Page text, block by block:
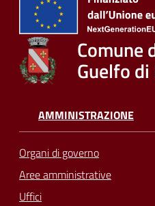
online
Tutti
gli
argomenti...
su
Comune
Guelfo
AMMINISTRAZIONE
Organi di governo
Aree amministrative
Uffici